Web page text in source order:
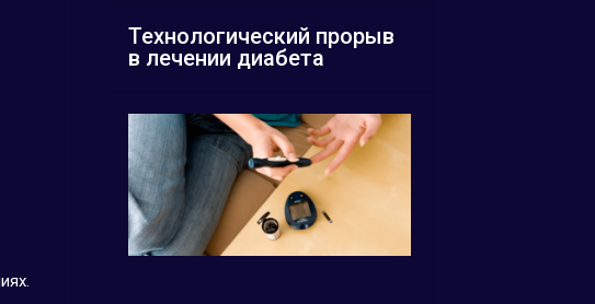
Технологический прорыв
в лечении диабета